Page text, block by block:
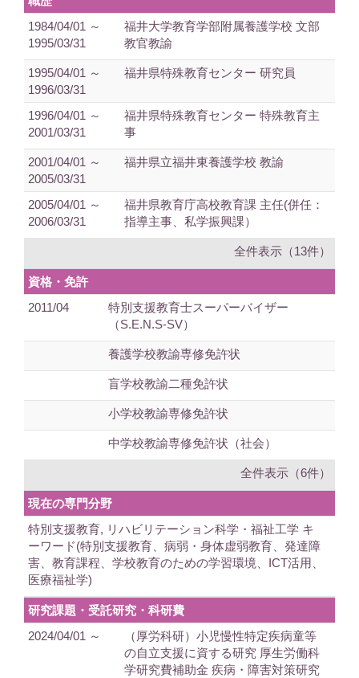
1984/04/01 ～
1995/03/31
福井大学教育学部附属養護学校 文部
教官教諭
1995/04/01 ～
1996/03/31
福井県特殊教育センター 研究員
1996/04/01 ～
2001/03/31
福井県特殊教育センター 特殊教育主
事
2001/04/01 ～
2005/03/31
福井県立福井東養護学校 教諭
2005/04/01 ～
2006/03/31
福井県教育庁高校教育課 主任(併任：
指導主事、私学振興課）
全件表示（13件）
資格・免許
2011/04
特別支援教育士スーパーバイザー
（S.E.N.S-SV）
養護学校教諭専修免許状
盲学校教諭二種免許状
小学校教諭専修免許状
中学校教諭専修免許状（社会）
全件表示（6件）
現在の専門分野
特別支援教育, リハビリテーション科学・福祉工学 キ
ーワード(特別支援教育、病弱・身体虚弱教育、発達障
害、教育課程、学校教育のための学習環境、ICT活用、
医療福祉学)
研究課題・受託研究・科研費
2024/04/01 ～
（厚労科研）小児慢性特定疾病童等
の自立支援に資する研究 厚生労働科
学研究費補助金 疾病・障害対策研究